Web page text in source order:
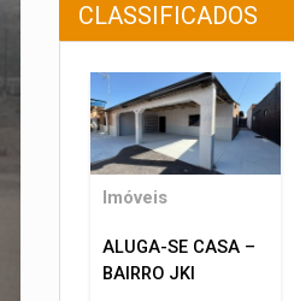
CLASSIFICADOS
Imóveis
ALUGA-SE CASA –
BAIRRO JKI